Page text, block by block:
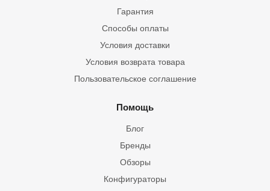
Гарантия
Способы оплаты
Условия доставки
Условия возврата товара
Пользовательское соглашение
Помощь
Блог
Бренды
Обзоры
Конфигураторы